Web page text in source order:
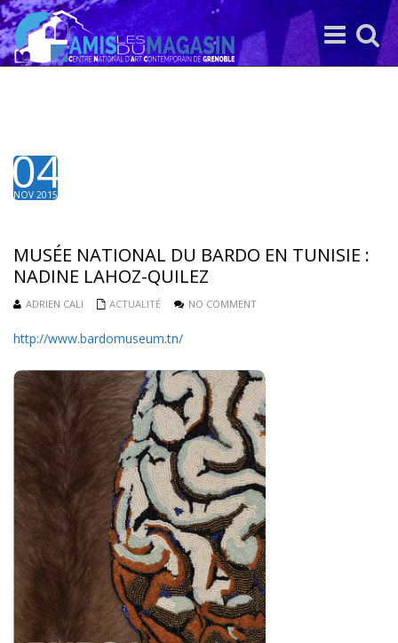
Toggle
search
Toggle
navigation
04
NOV 2015
MUSÉE NATIONAL DU BARDO EN TUNISIE :
NADINE LAHOZ-QUILEZ
ADRIEN CALI ACTUALITÉ NO COMMENT
http://www.bardomuseum.tn/